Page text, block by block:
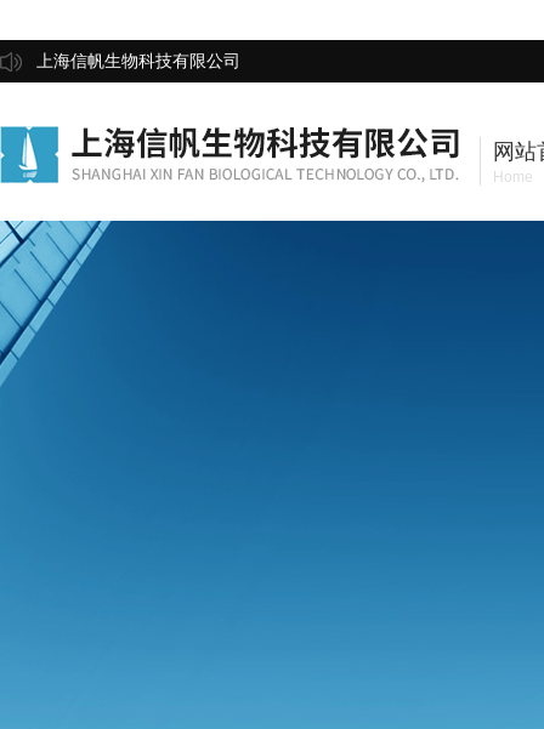
上海信帆生物科技有限公司
网站
Home